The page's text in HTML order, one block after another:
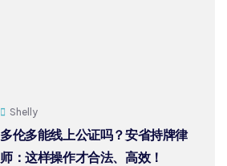
Shelly
多伦多能线上公证吗？安省持牌律
师：这样操作才合法、高效！